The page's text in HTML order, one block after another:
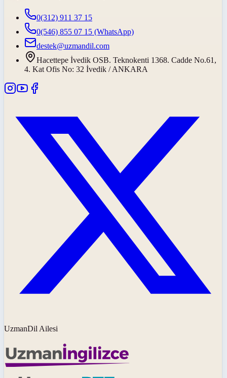
0(312) 911 37 15
0(546) 855 07 15 (WhatsApp)
destek@uzmandil.com
Hacettepe İvedik OSB. Teknokenti 1368. Cadde No.61,
4. Kat Ofis No: 32 İvedik / ANKARA
UzmanDil Ailesi